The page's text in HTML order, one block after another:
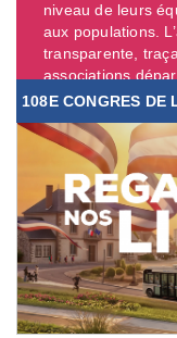
niveau de leurs
aux populations.
transparente,
associations
108E CONGRES DE